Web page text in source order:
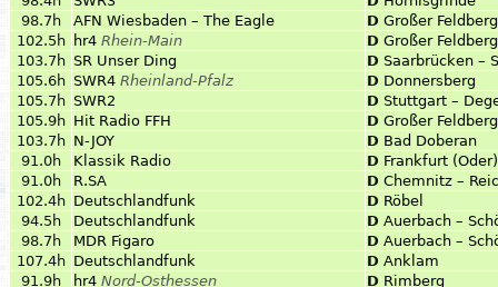
98.7h
AFN Wiesbaden – The Eagle D Großer
102.5h
hr4 Rhein-Main D Großer
103.7h SR Unser Ding D Saarbrücken –
105.6h SWR4 Rheinland-Pfalz D Donnersberg
105.7h SWR2 D Stuttgart –
105.9h Hit Radio FFH D Großer
103.7h N-JOY D Bad Doberan
91.0h
Klassik Radio D Frankfurt
91.0h
R.SA D Chemnitz –
102.4h Deutschlandfunk D Röbel
94.5h
Deutschlandfunk D Auerbach –
98.7h
MDR Figaro D Auerbach –
107.4h Deutschlandfunk D Anklam
91.9h
hr4 Nord-Osthessen D Rimberg